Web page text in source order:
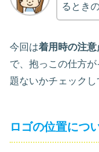
るとき
今回は着用時の注
で、抱っこの仕方
題ないかチェック
ロゴの位置につ